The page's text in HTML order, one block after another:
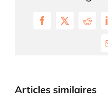
Facebook
X
Articles similaires